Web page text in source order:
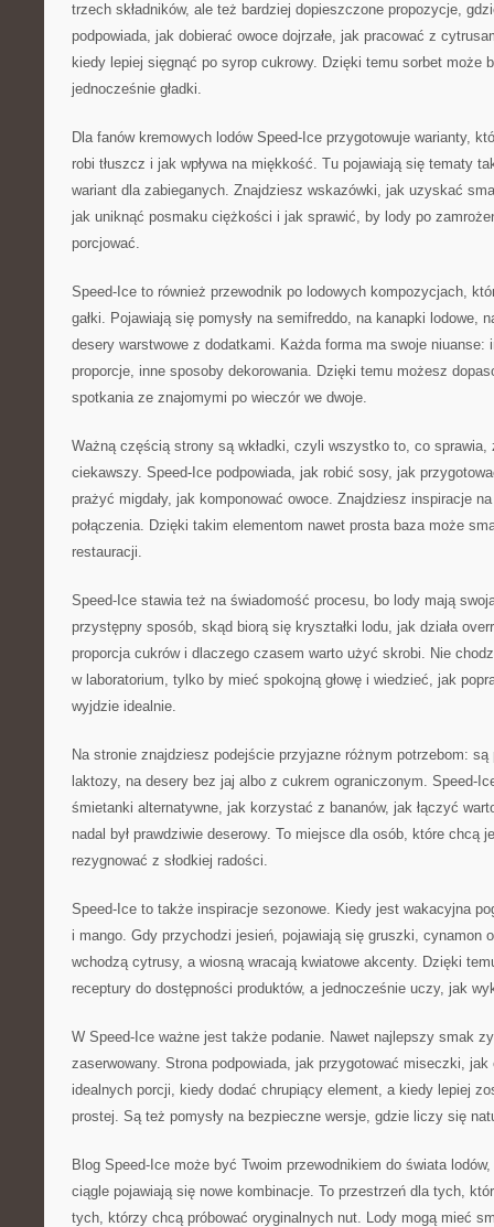
trzech składników, ale też bardziej dopieszczone propozycje,
podpowiada, jak dobierać owoce dojrzałe, jak pracować z
kiedy lepiej sięgnąć po syrop cukrowy. Dzięki temu sorbet może
jednocześnie gładki.
Dla fanów kremowych lodów Speed-Ice przygotowuje warianty,
robi tłuszcz i jak wpływa na miękkość. Tu pojawiają się tematy
wariant dla zabieganych. Znajdziesz wskazówki, jak uzyskać
jak uniknąć posmaku ciężkości i jak sprawić, by lody po
porcjować.
Speed-Ice to również przewodnik po lodowych kompozycjach,
gałki. Pojawiają się pomysły na semifreddo, na kanapki lodowe,
desery warstwowe z dodatkami. Każda forma ma swoje niuanse:
proporcje, inne sposoby dekorowania. Dzięki temu możesz
spotkania ze znajomymi po wieczór we dwoje.
Ważną częścią strony są wkładki, czyli wszystko to, co sprawia,
ciekawszy. Speed-Ice podpowiada, jak robić sosy, jak
prażyć migdały, jak komponować owoce. Znajdziesz inspiracje
połączenia. Dzięki takim elementom nawet prosta baza może
restauracji.
Speed-Ice stawia też na świadomość procesu, bo lody mają
przystępny sposób, skąd biorą się kryształki lodu, jak działa
proporcja cukrów i dlaczego czasem warto użyć skrobi. Nie
w laboratorium, tylko by mieć spokojną głowę i wiedzieć, jak
wyjdzie idealnie.
Na stronie znajdziesz podejście przyjazne różnym potrzebom: są
laktozy, na desery bez jaj albo z cukrem ograniczonym. Speed-
śmietanki alternatywne, jak korzystać z bananów, jak łączyć
nadal był prawdziwie deserowy. To miejsce dla osób, które chcą
rezygnować z słodkiej radości.
Speed-Ice to także inspiracje sezonowe. Kiedy jest wakacyjna
i mango. Gdy przychodzi jesień, pojawiają się gruszki, cynamon
wchodzą cytrusy, a wiosną wracają kwiatowe akcenty. Dzięki
receptury do dostępności produktów, a jednocześnie uczy, jak
W Speed-Ice ważne jest także podanie. Nawet najlepszy smak
zaserwowany. Strona podpowiada, jak przygotować miseczki, jak
idealnych porcji, kiedy dodać chrupiący element, a kiedy lepiej
prostej. Są też pomysły na bezpieczne wersje, gdzie liczy się
Blog Speed-Ice może być Twoim przewodnikiem do świata
ciągle pojawiają się nowe kombinacje. To przestrzeń dla tych,
tych, którzy chcą próbować oryginalnych nut. Lody mogą mieć